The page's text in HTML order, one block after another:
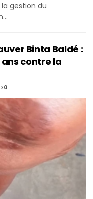
gestion du
Binta Baldé :
ans contre la
0